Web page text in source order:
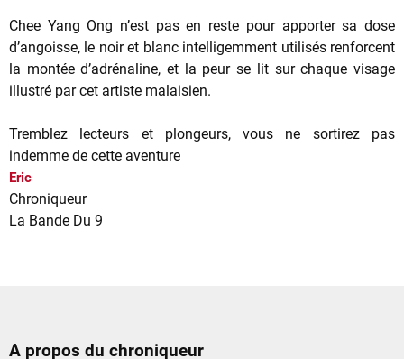
Chee Yang Ong n’est pas en reste pour apporter sa dose
d’angoisse, le noir et blanc intelligemment utilisés renforcent
la montée d’adrénaline, et la peur se lit sur chaque visage
illustré par cet artiste malaisien.
Tremblez lecteurs et plongeurs, vous ne sortirez pas
indemme de cette aventure
Eric
Chroniqueur
La Bande Du 9
A propos du chroniqueur